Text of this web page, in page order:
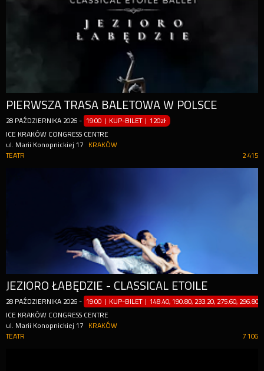
PIERWSZA TRASA BALETOWA W POLSCE
28 PAŹDZIERNIKA 2026 - 19:00 | KUP-BILET |120zł
ICE KRAKÓW CONGRESS CENTRE
ul. Marii Konopnickiej 17
KRAKÓW
2 415
TEATR
JEZIORO ŁABĘDZIE - CLASSICAL ETOILE
28 PAŹDZIERNIKA 2026 - 19:00 | KUP-BILET |148.40, 190.80, 233.20, 275.60, 296.80zł
ICE KRAKÓW CONGRESS CENTRE
ul. Marii Konopnickiej 17
KRAKÓW
7 106
TEATR